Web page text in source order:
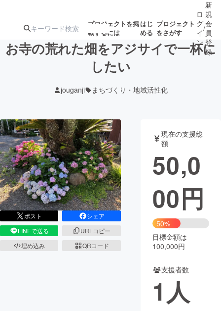
プロジェクトを掲
載するには
はじ
める
プロジェクト
をさがす
ターン
ジェクト
募集終了が近いプ
ロジェクト
アート・写真 音楽
テクノロジー・ガジェット ゲーム・
映像・映画 書籍・雑誌
ビジネス・起業 チャレンジ
まちづくり・地域活性化
CAMPFIRE Creation
コミュニティ
ロ
グ
イ
ン
/
新
規
会
員
登
録
お寺の荒れた畑をアジサイで一杯に
したい
jouganji まちづくり・地域活性化
ポスト
シェア
LINEで送る
URLコピー
埋め込み
QRコード
現在の支援総
額
50,0
00円
50%
目標金額は
100,000円
支援者数
1人